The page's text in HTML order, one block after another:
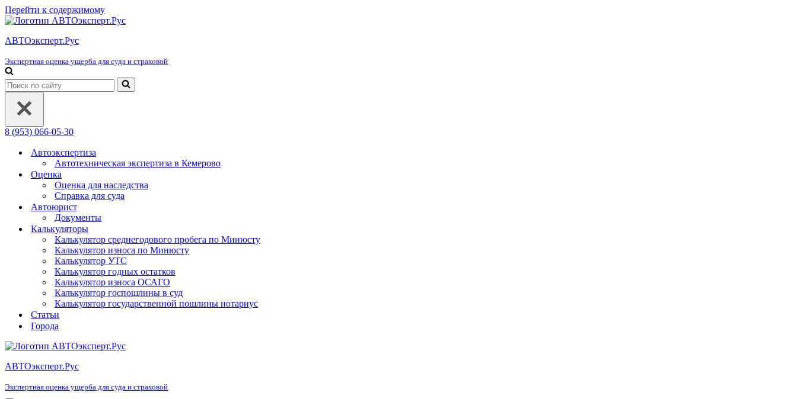
Перейти к содержимому
АВТОэксперт.Рус
Экспертная оценка ущерба для суда и страховой
Искать...
8 (953) 066-05-30
Автоэкспертиза
Автотехническая экспертиза в Кемерово
Оценка
Оценка для наследства
Справка для суда
Автоюрист
Документы
Калькуляторы
Калькулятор среднегодового пробега по Минюсту
Калькулятор износа по Минюсту
Калькулятор УТС
Калькулятор годных остатков
Калькулятор износа ОСАГО
Калькулятор госпошлины в суд
Калькулятор государственной пошлины нотариус
Статьи
Города
АВТОэксперт.Рус
Экспертная оценка ущерба для суда и страховой